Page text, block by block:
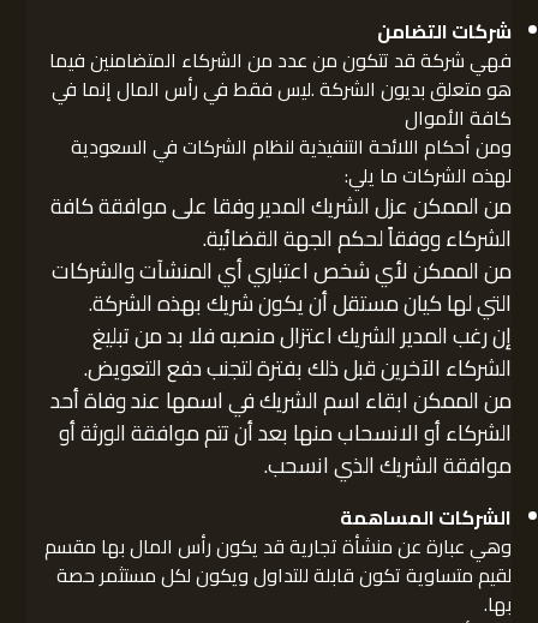
شركات التضامن
فهي شركة قد تتكون من عدد من الشركاء المتضامنين فيما
هو متعلق بديون الشركة .ليس فقط في رأس المال إنما في
كافة الأموال
ومن أحكام اللائحة التنفيذية لنظام الشركات في السعودية
لهذه الشركات ما يلي:
من الممكن عزل الشريك المدير وفقا على موافقة كافة
الشركاء ووفقاً لحكم الجهة القضائية.
من الممكن لأي شخص اعتباري أي المنشآت والشركات
التي لها كيان مستقل أن يكون شريك بهذه الشركة.
إن رغب المدير الشريك اعتزال منصبه فلا بد من تبليغ
الشركاء الآخرين قبل ذلك بفترة لتجنب دفع التعويض.
من الممكن ابقاء اسم الشريك في اسمها عند وفاة أحد
الشركاء أو الانسحاب منها بعد أن تتم موافقة الورثة أو
موافقة الشريك الذي انسحب.
الشركات المساهمة
وهي عبارة عن منشأة تجارية قد يكون رأس المال بها مقسم
لقيم متساوية تكون قابلة للتداول ويكون لكل مستثمر حصة
بها.